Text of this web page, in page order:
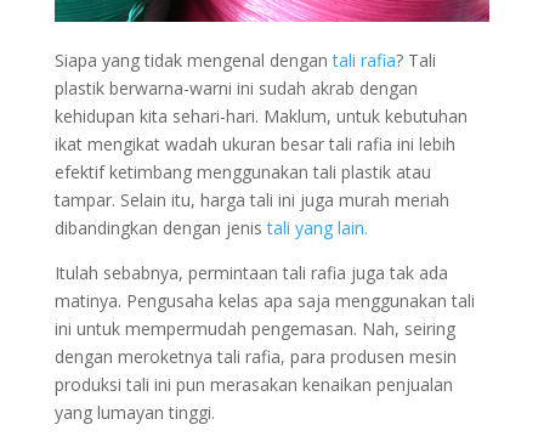
Siapa yang tidak mengenal dengantali rafia? Tali
plastik berwarna-warni ini sudah akrab dengan
kehidupan kita sehari-hari. Maklum, untuk kebutuhan
ikat mengikat wadah ukuran besar tali rafia ini lebih
efektif ketimbang menggunakan tali plastik atau
tampar. Selain itu, harga tali ini juga murah meriah
dibandingkan dengan jenistali yang lain.
Itulah sebabnya, permintaan tali rafia juga tak ada
matinya. Pengusaha kelas apa saja menggunakan tali
ini untuk mempermudah pengemasan. Nah, seiring
dengan meroketnya tali rafia, para produsen mesin
produksi tali ini pun merasakan kenaikan penjualan
yang lumayan tinggi.